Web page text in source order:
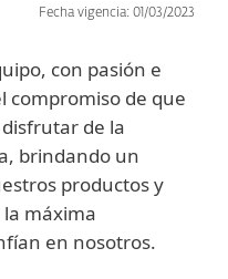
Fecha vigencia: 01/03/2023
con pasión e
compromiso de que
de la
brindando un
productos y
máxima
en nosotros.